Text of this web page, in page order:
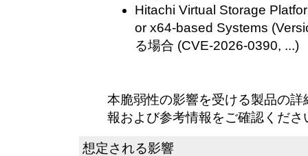
Hitachi Virtual Storage
or x64-based Systems
る場合 (CVE-2026-0390, ...)
本脆弱性の影響を受ける製品の
報および参考情報をご確認くださ
想定される影響